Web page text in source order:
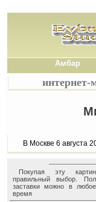
Амбар
интернет-
В Москве 6 августа
Покупая эту
правильный выбор.
заставки можно в
время